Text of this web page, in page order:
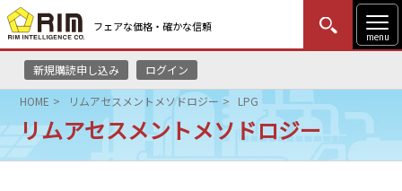
フェアな価格・確かな信頼
menu
新規購読申し込み ログイン
MENU
更新 はじめての方
HOME
HOME リムアセスメントメソドロジー LPG
リムアセスメントメソドロジー